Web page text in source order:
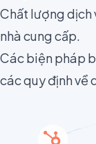
Chất lượng dịch
nhà cung cấp.
Các biện pháp
các quy định về